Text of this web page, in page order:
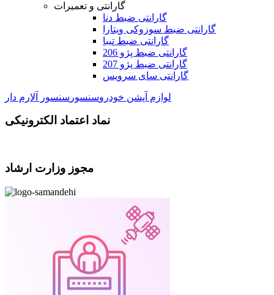
گارانتی و تعمیرات
گارانتی ضبط دنا
گارانتی ضبط سوزوکی ویتارا
گارانتی ضبط تیبا
گارانتی ضبط پژو 206
گارانتی ضبط پژو 207
گارانتی سای سرویس
لوازم آپشن خودروسنسور سنسور آلارم دار
نماد اعتماد الکترونیکی
مجوز وزارت ارشاد